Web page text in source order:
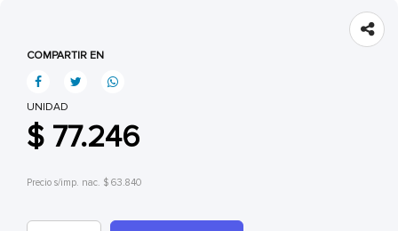
COMPARTIR EN
UNIDAD
$ 77.246
Precio s/imp. nac. $ 63.840